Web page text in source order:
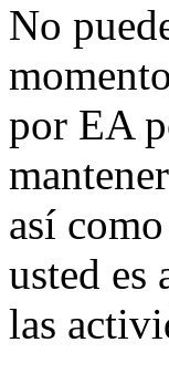
No
por EA
así
usted es
las